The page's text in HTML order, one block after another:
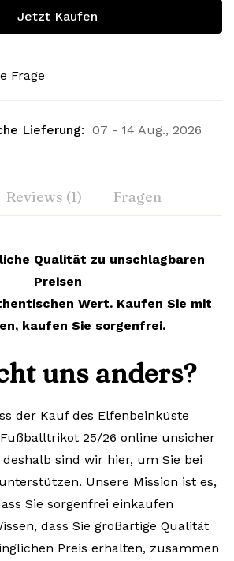
Jetzt Kaufen
Frage
Lieferung: 07 - 14 Aug., 2026
Reviews (1) Fragen
Qualität zu unschlagbaren
Preisen
Wert. Kaufen Sie mit
kaufen Sie sorgenfrei.
uns anders?
der Kauf des Elfenbeinküste
25/26 online unsicher
sind wir hier, um Sie bei
Unsere Mission ist es,
Sie sorgenfrei einkaufen
dass Sie großartige Qualität
Preis erhalten, zusammen